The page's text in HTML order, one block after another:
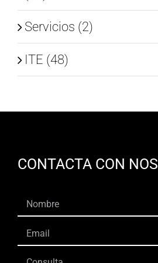
Servicios (2)
ITE (48)
CONTACTA CON